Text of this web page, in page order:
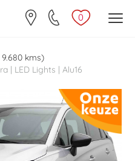
0
kms)
| LED Lights | Alu16